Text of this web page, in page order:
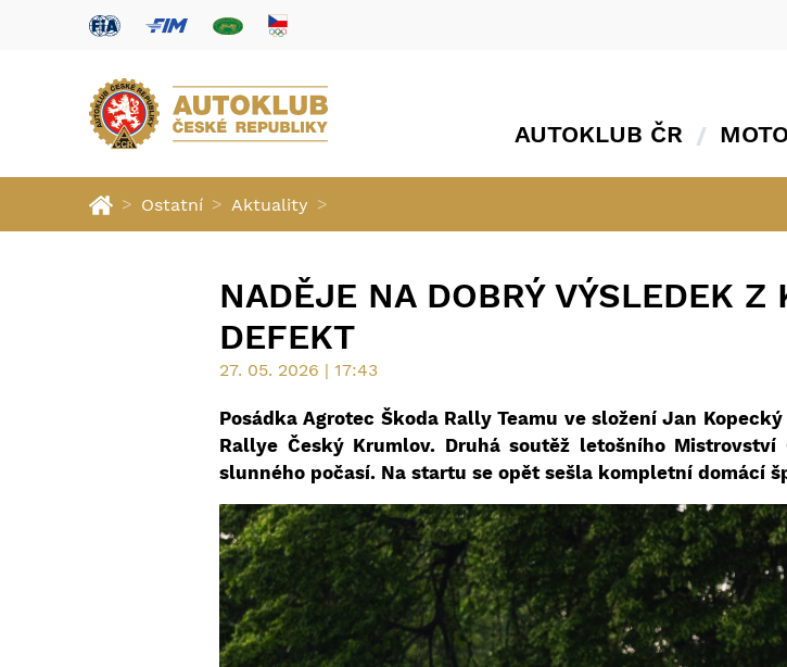
AUTOKLUB ČR
> Ostatní > Aktuality >
NADĚJE NA DOBRÝ VÝSLEDEK Z
DEFEKT
27. 05. 2026 | 17:43
Posádka Agrotec Škoda Rally Teamu ve složení Jan
Rallye Český Krumlov. Druhá soutěž letošního
slunného počasí. Na startu se opět sešla kompletní domácí